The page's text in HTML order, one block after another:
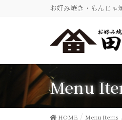
お好み焼き・もんじ
Menu
HOME Menu Items